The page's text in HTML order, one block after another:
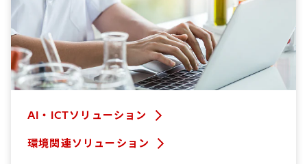
AI・ICTソリューション
環境関連ソリューション